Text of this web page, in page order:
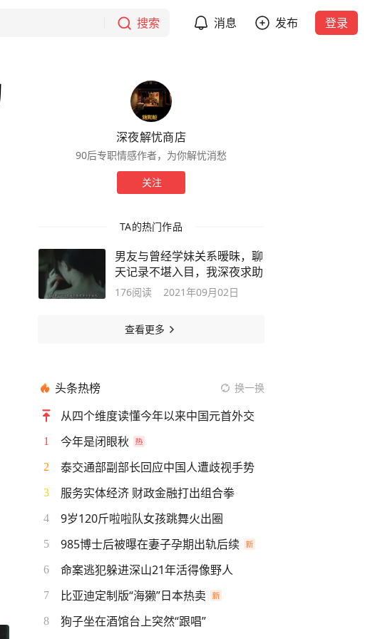
搜索 消息 发布 登录
深夜解忧商店
90后专职情感作者，为你解忧消愁
关注
TA的热门作品
男友与曾经学妹关系暧昧，聊
天记录不堪入目，我深夜求助
176阅读 2021年09月02日
查看更多
头条热榜 换一换
从四个维度读懂今年以来中国元首外交
1 今年是闭眼秋
2 泰交通部副部长回应中国人遭歧视手势
3 服务实体经济 财政金融打出组合拳
4 9岁120斤啦啦队女孩跳舞火出圈
5 985博士后被曝在妻子孕期出轨后续
6 命案逃犯躲进深山21年活得像野人
7 比亚迪定制版“海獭”日本热卖
8 狗子坐在酒馆台上突然“跟唱”